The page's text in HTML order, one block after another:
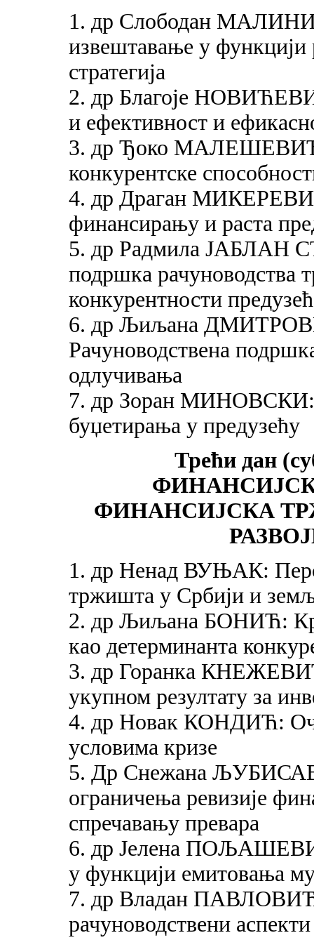
1. др Слободан
извештавање у функцији
стратегија
2. др Благоје
и ефективност и
3. др Ђоко МАЛЕШЕВИЋ:
конкурентске
4. др Драган
финансирању и раста
5. др Радмила ЈАБЛАН
подршка рачуноводства
конкурентности
6. др Љиљана
Рачуноводствена
одлучивања
7. др Зоран МИНОВСКИ:
буџетирања у предузећу
Трећи дан
ФИНАНСИЈСКА
1. др Ненад ВУЊАК:
тржишта у Србији и
2. др Љиљана БОНИЋ:
као детерминанта
3. др Горанка
укупном резултату за
4. др Новак КОНДИЋ:
условима кризе
5. Др Снежана
ограничења ревизије
спречавању превара
6. др Јелена
у функцији емитовања
7. др Владан
рачуноводствени